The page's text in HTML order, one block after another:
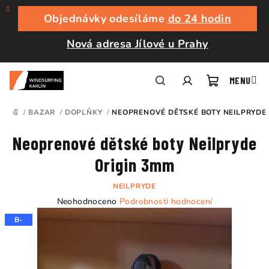
Přejít
obsah
Objednávky odesíláme do 24 hodin
Nová adresa Jílové u Prahy
košík
DOMŮ
/ BAZAR / DOPLŇKY / NEOPRENOVÉ DĚTSKÉ BOTY
Neoprenové dětské boty Neilpryde
Origin 3mm
NEILPRYDE
Průměrné
Neohodnoceno Podrobnosti hodnocení
B-